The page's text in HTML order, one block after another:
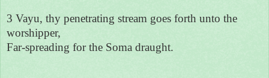
3 Vayu, thy penetrating stream goes forth unto the
worshipper,
Far-spreading for the Soma draught.